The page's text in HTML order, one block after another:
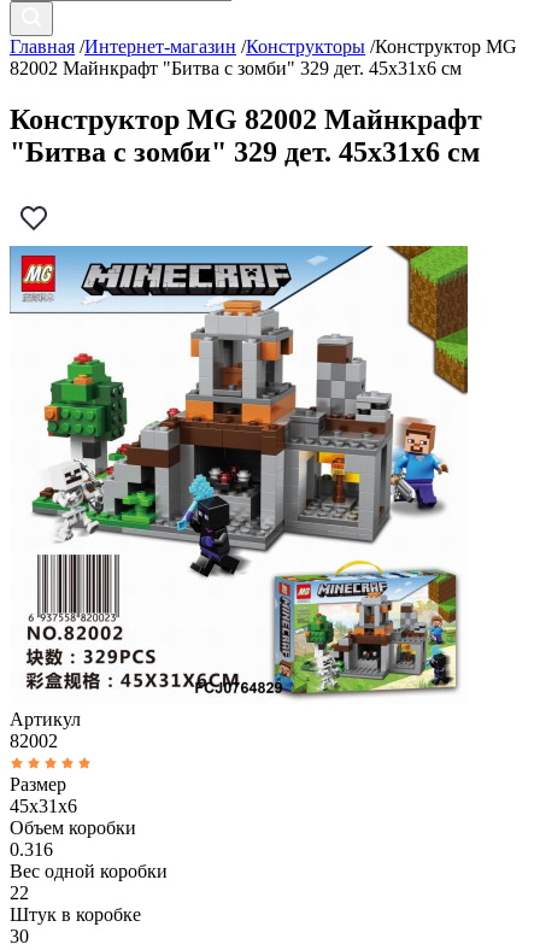
Главная /Интернет-магазин /Конструкторы /Конструктор MG
82002 Майнкрафт "Битва с зомби" 329 дет. 45x31x6 см
Конструктор MG 82002 Майнкрафт
"Битва с зомби" 329 дет. 45x31x6 см
Артикул
82002
Размер
45x31x6
Объем коробки
0.316
Вес одной коробки
22
Штук в коробке
30